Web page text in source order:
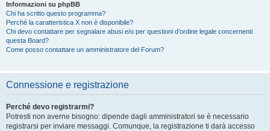
Informazioni su phpBB
Chi ha scritto questo programma?
Perché la caratteristica X non è disponibile?
Chi devo contattare per segnalare abusi e/o per questioni d’ordine legale concernenti
questa Board?
Come posso contattare un amministratore del Forum?
Connessione e registrazione
Perché devo registrarmi?
Potresti non averne bisogno: dipende dagli amministratori se è necessario
registrarsi per inviare messaggi. Comunque, la registrazione ti darà accesso